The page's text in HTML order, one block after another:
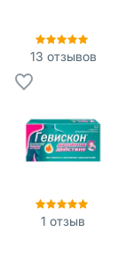
13 отзывов
1 отзыв